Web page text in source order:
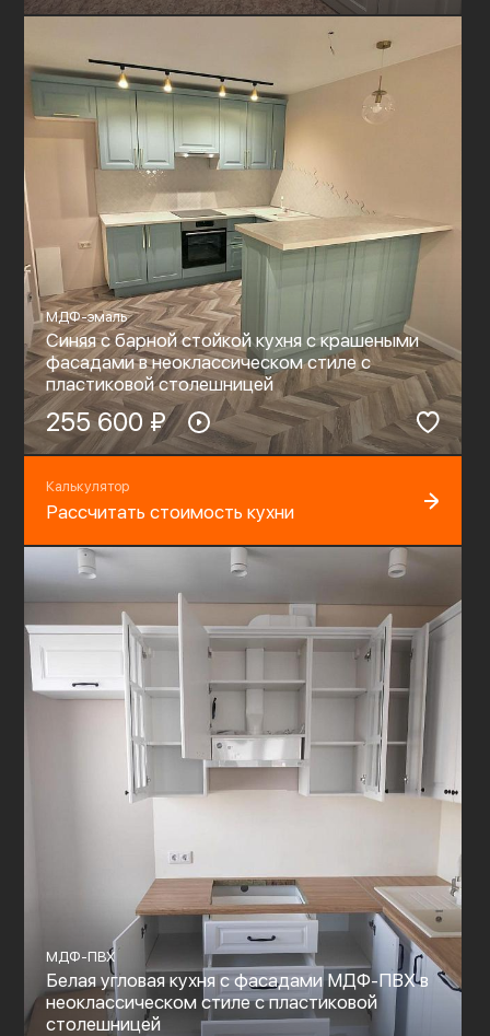
МДФ-эмаль
Синяя с барной стойкой кухня с крашеными
фасадами в неоклассическом стиле с
пластиковой столешницей
255 600 ₽
Калькулятор
Рассчитать стоимость кухни
МДФ-ПВХ
Белая угловая кухня с фасадами МДФ-ПВХ в
неоклассическом стиле с пластиковой
столешницей